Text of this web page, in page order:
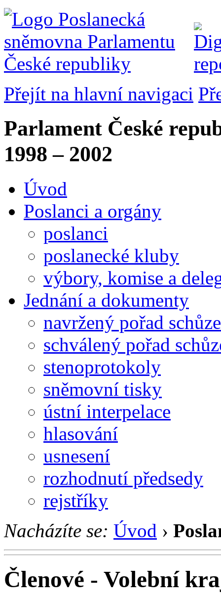
Přejít na hlavní navigaci
Parlament České
1998 – 2002
Úvod
Poslanci a orgány
poslanci
poslanecké kluby
výbory, komise a
Jednání a dokumenty
navržený pořad schůze
schválený pořad
stenoprotokoly
sněmovní tisky
ústní interpelace
hlasování
usnesení
rozhodnutí předsedy
rejstříky
Nacházíte se: Úvod ›
Členové - Volební